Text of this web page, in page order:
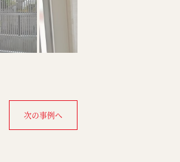
次の事例へ